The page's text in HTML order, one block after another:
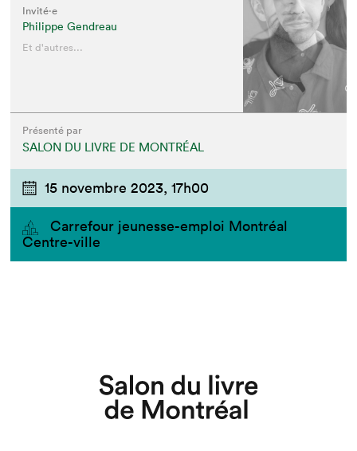
Invité⋅e
Philippe Gen­dreau
Et d'autres...
Présenté par
SALON DU LIVRE DE MONTRÉAL
15 novembre 2023, 17h00
Carrefour jeunesse-emploi Montréal
Centre-ville